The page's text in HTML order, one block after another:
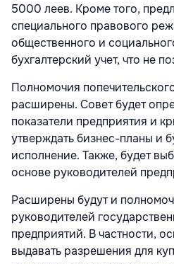
5000 леев. Кроме того,
специального правового
общественного и
бухгалтерский учет, что не
Полномочия
расширены. Совет будет
показатели предприятия и
утверждать бизнес-планы и
исполнение. Также, будет
основе руководителей
Расширены будут и
руководителей
предприятий. В частности,
выдавать разрешения для